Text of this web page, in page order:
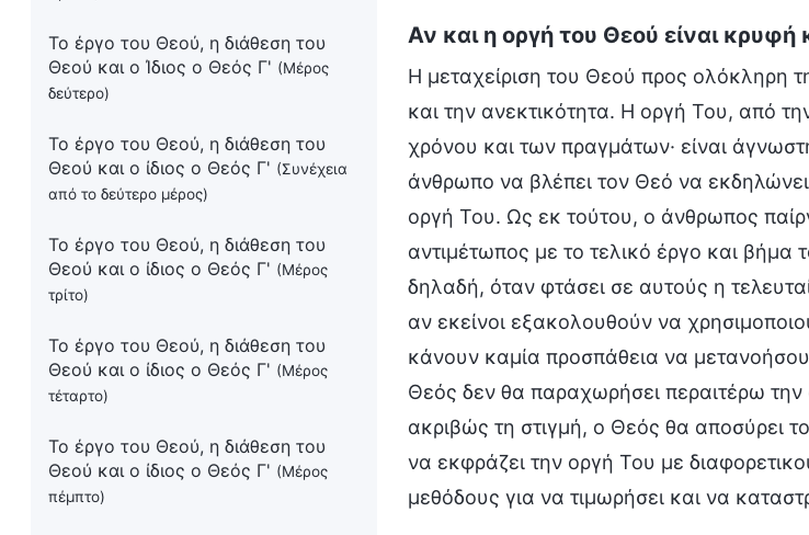
Το έργο του Θεού, η διάθεση του
Θεού και ο Ίδιος ο Θεός Γ' (Μέρος
δεύτερο)
Το έργο του Θεού, η διάθεση του
Θεού και ο ίδιος ο Θεός Γ' (Συνέχεια
από το δεύτερο μέρος)
Το έργο του Θεού, η διάθεση του
Θεού και ο ίδιος ο Θεός Γ' (Μέρος
τρίτο)
Το έργο του Θεού, η διάθεση του
Θεού και ο ίδιος ο Θεός Γ' (Μέρος
τέταρτο)
Το έργο του Θεού, η διάθεση του
Θεού και ο ίδιος ο Θεός Γ' (Μέρος
πέμπτο)
Αν και η οργή του Θεού είναι
Η μεταχείριση του Θεού προς ολόκληρη
και την ανεκτικότητα. Η οργή Του, από
χρόνου και των πραγμάτων· είναι
άνθρωπο να βλέπει τον Θεό να
οργή Του. Ως εκ τούτου, ο άνθρωπος
αντιμέτωπος με το τελικό έργο και
δηλαδή, όταν φτάσει σε αυτούς η
αν εκείνοι εξακολουθούν να
κάνουν καμία προσπάθεια να
Θεός δεν θα παραχωρήσει περαιτέρω την
ακριβώς τη στιγμή, ο Θεός θα αποσύρει
να εκφράζει την οργή Του με
μεθόδους για να τιμωρήσει και να